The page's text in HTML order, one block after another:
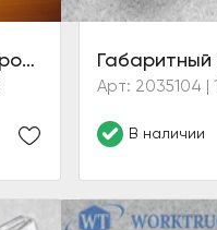
Габаритные фонари противосолнечного козырька (желтые)
Арт: 2035104 |
В наличии